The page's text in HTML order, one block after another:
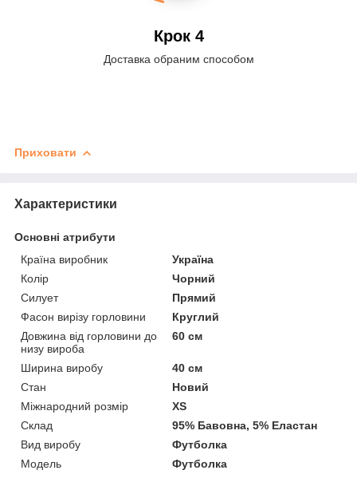
Крок 4
Доставка обраним способом
Приховати
Характеристики
Основні атрибути
Країна виробник
Україна
Колір
Чорний
Силует
Прямий
Фасон вирізу горловини
Круглий
Довжина від горловини до
низу вироба
60 см
Ширина виробу
40 см
Стан
Новий
Міжнародний розмір
XS
Склад
95% Бавовна, 5% Еластан
Вид виробу
Футболка
Модель
Футболка